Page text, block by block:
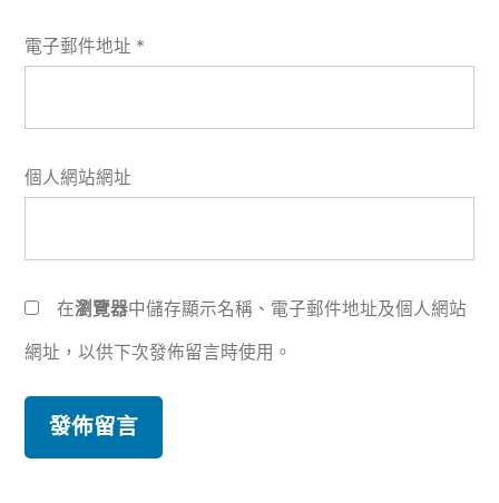
電子郵件地址 *
個人網站網址
在瀏覽器中儲存顯示名稱、電子郵件地址及個人網站
網址，以供下次發佈留言時使用。